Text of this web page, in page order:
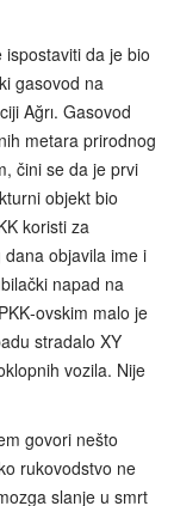
da je bio
gasovod na
Ağrı. Gasovod
metara prirodnog
čini se da je prvi
objekt bio
koristi za
objavila ime i
napad na
malo je
stradalo XY
vozila. Nije
govori nešto
rukovodstvo ne
slanje u smrt